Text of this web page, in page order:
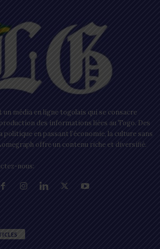
un média en ligne togolais qui se consacre
des informations liées au Togo. Des
politique en passant l’économie, la culture sans
offre un contenu riche et diversifié.
nous: